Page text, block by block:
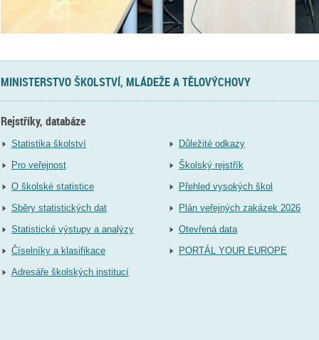
MINISTERSTVO ŠKOLSTVÍ, MLÁDEŽE A TĚLOVÝCHOVY
Rejstříky, databáze
Statistika školství
Pro veřejnost
O školské statistice
Sběry statistických dat
Statistické výstupy a analýzy
Číselníky a klasifikace
Adresáře školských institucí
Důležité odkazy
Školský rejstřík
Přehled vysokých škol
Plán veřejných zakázek 2026
Otevřená data
PORTÁL YOUR EUROPE